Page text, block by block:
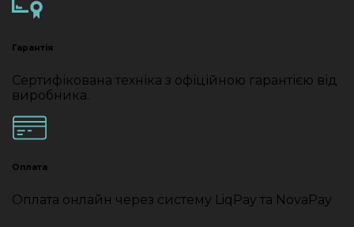
Гарантія
Сертифікована техніка з офіційною гарантією від
виробника.
Оплата
Оплата онлайн через систему LiqPay та NovaPay